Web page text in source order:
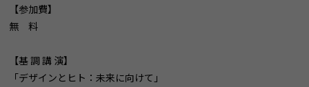
【参加費】
無 料
【基 調 講 演】
「デザインとヒト：未来に向けて」